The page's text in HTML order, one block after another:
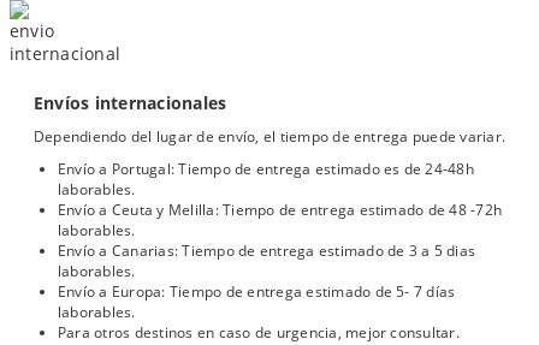
Envíos internacionales
Dependiendo del lugar de envío, el tiempo de entrega puede variar.
Envío a Portugal: Tiempo de entrega estimado es de 24-48h
laborables.
Envío a Ceuta y Melilla: Tiempo de entrega estimado de 48 -72h
laborables.
Envío a Canarias: Tiempo de entrega estimado de 3 a 5 dias
laborables.
Envío a Europa: Tiempo de entrega estimado de 5- 7 días
laborables.
Para otros destinos en caso de urgencia, mejor consultar.